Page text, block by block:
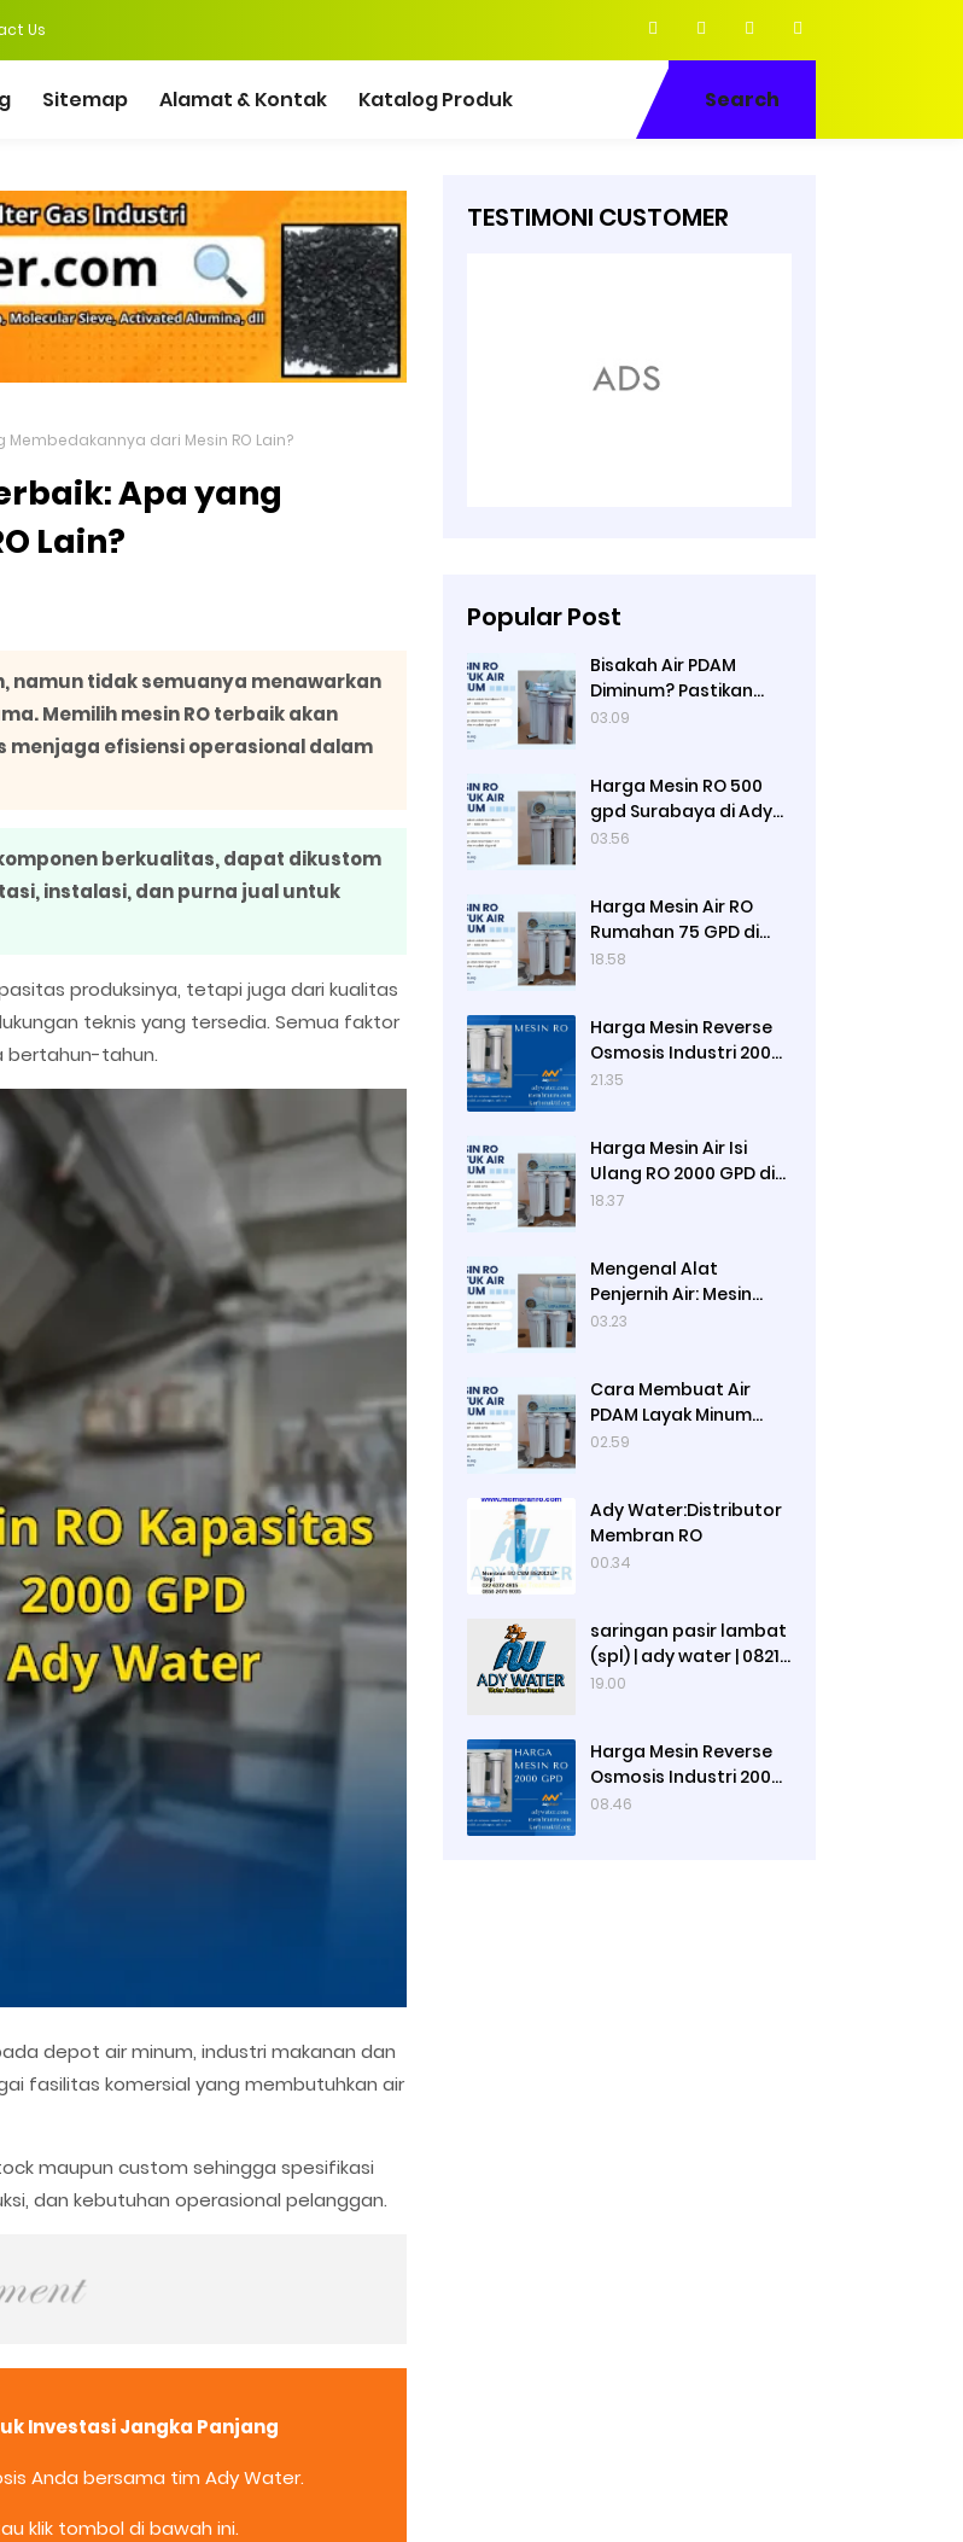
Us
Sitemap Alamat & Kontak Katalog Produk Search
Membedakannya dari Mesin RO Lain?
Apa yang
Lain?
namun tidak semuanya menawarkan
Memilih mesin RO terbaik akan
efisiensi operasional dalam
berkualitas, dapat dikustom
instalasi, dan purna jual untuk
produksinya, tetapi juga dari kualitas
teknis yang tersedia. Semua faktor
bertahun-tahun.
depot air minum, industri makanan dan
fasilitas komersial yang membutuhkan air
maupun custom sehingga spesifikasi
dan kebutuhan operasional pelanggan.
Investasi Jangka Panjang
Anda bersama tim Ady Water.
klik tombol di bawah ini.
TESTIMONI CUSTOMER
Popular Post
Bisakah Air PDAM
Diminum? Pastikan
Anda Sudah Memasak
Mesin Reserve Osmosis
yang di Jual Ady Water
03.09
Harga Mesin RO 500
gpd Surabaya di Ady
Water, dan Kegunaan
03.56
Harga Mesin Air RO
Rumahan 75 GPD di
Ady Water
18.58
Harga Mesin Reverse
Osmosis Industri 2000
GPD di Ady Water
21.35
Harga Mesin Air Isi
Ulang RO 2000 GPD di
Ady Water
18.37
Mengenal Alat
Penjernih Air: Mesin
Reverse Osmosis, Cara
Kapasitas Mesin
Reverse Osmosis
03.23
Cara Membuat Air
PDAM Layak Minum
dengan Menggunakan
Kerja Mesin RO dan
Lampu UV
02.59
Ady Water:Distributor
Membran RO
00.34
saringan pasir lambat
(spl) | ady water | 0821
4000 2080
19.00
Harga Mesin Reverse
Osmosis Industri 2000
GPD di Ady Water,
08.46